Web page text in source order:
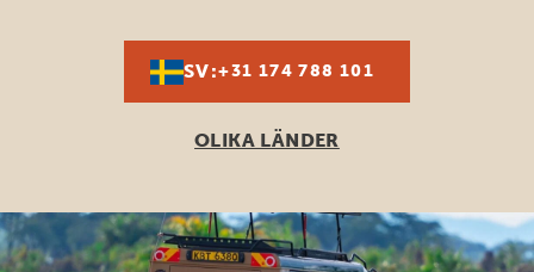
SV:+31 174 788 101
OLIKA LÄNDER